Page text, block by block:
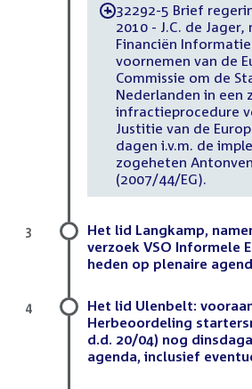
-32292-5 Brief
2010 - J.C. de
Financiën
voornemen van de
Commissie om de
Nederlanden in een
infractieprocedure
Justitie van de
dagen i.v.m. de
zogeheten
(2007/44/EG).
Het lid Langkamp,
verzoek VSO Informele
heden op plenaire
3
Het lid Ulenbelt:
Herbeoordeling
d.d. 20/04) nog
agenda, inclusief
4